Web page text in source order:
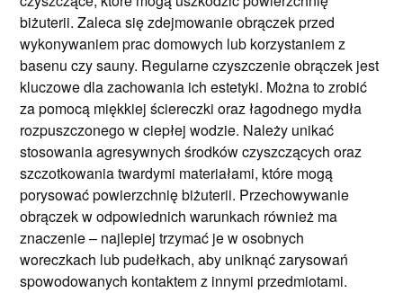
biżuterii. Zaleca się zdejmowanie obrączek przed
wykonywaniem prac domowych lub korzystaniem z
basenu czy sauny. Regularne czyszczenie obrączek jest
kluczowe dla zachowania ich estetyki. Można to zrobić
za pomocą miękkiej ściereczki oraz łagodnego mydła
rozpuszczonego w ciepłej wodzie. Należy unikać
stosowania agresywnych środków czyszczących oraz
szczotkowania twardymi materiałami, które mogą
porysować powierzchnię biżuterii. Przechowywanie
obrączek w odpowiednich warunkach również ma
znaczenie – najlepiej trzymać je w osobnych
woreczkach lub pudełkach, aby uniknąć zarysowań
spowodowanych kontaktem z innymi przedmiotami.